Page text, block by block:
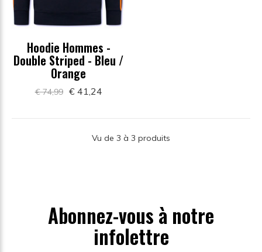
Hoodie Hommes -
Double Striped - Bleu /
Orange
€ 74,99 € 41,24
Vu de 3 à 3 produits
Abonnez-vous à notre
infolettre